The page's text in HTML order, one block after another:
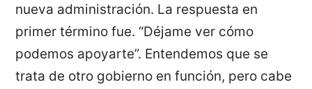
nueva administración. La respuesta en
primer término fue. “Déjame ver cómo
podemos apoyarte”. Entendemos que se
trata de otro gobierno en función, pero cabe